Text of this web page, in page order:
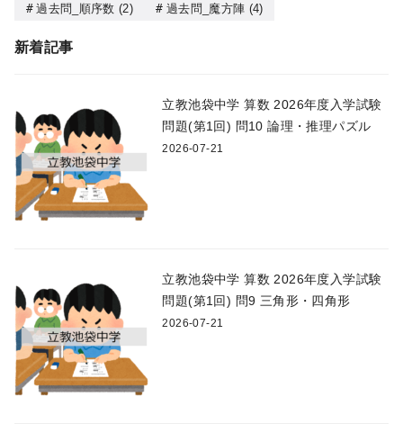
過去問_順序数 (2) 過去問_魔方陣 (4)
新着記事
立教池袋中学 算数 2026年度入学試験
問題(第1回) 問10 論理・推理パズル
2026-07-21
立教池袋中学 算数 2026年度入学試験
問題(第1回) 問9 三角形・四角形
2026-07-21